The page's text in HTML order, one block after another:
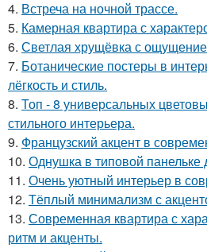
4. Встреча на ночной трассе.
5. Камерная квартира с
6. Светлая хрущёвка с
7. Ботанические постеры в
лёгкость и стиль.
8. Топ - 8 универсальных
стильного интерьера.
9. Французский акцент в
10. Однушка в типовой панельке
11. Очень уютный интерьер в
12. Тёплый минимализм с
13. Современная квартира с
ритм и акценты.